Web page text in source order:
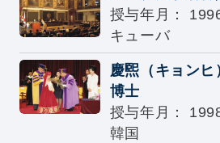
授与年月：
キューバ
慶煕（キョン
博士
授与年月：
韓国